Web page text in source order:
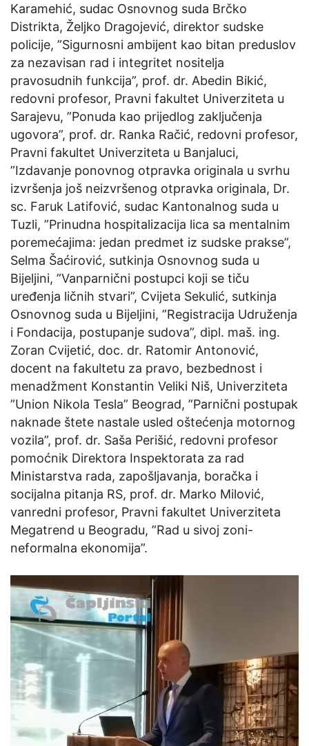
Karamehić, sudac Osnovnog suda Brčko
Distrikta, Željko Dragojević, direktor sudske
policije, ”Sigurnosni ambijent kao bitan preduslov
za nezavisan rad i integritet nositelja
pravosudnih funkcija”, prof. dr. Abedin Bikić,
redovni profesor, Pravni fakultet Univerziteta u
Sarajevu, ”Ponuda kao prijedlog zaključenja
ugovora”, prof. dr. Ranka Račić, redovni profesor,
Pravni fakultet Univerziteta u Banjaluci,
”Izdavanje ponovnog otpravka originala u svrhu
izvršenja još neizvršenog otpravka originala, Dr.
sc. Faruk Latifović, sudac Kantonalnog suda u
Tuzli, ”Prinudna hospitalizacija lica sa mentalnim
poremećajima: jedan predmet iz sudske prakse”,
Selma Šaćirović, sutkinja Osnovnog suda u
Bijeljini, ”Vanparnični postupci koji se tiču
uređenja ličnih stvari”, Cvijeta Sekulić, sutkinja
Osnovnog suda u Bijeljini, ”Registracija Udruženja
i Fondacija, postupanje sudova”, dipl. maš. ing.
Zoran Cvijetić, doc. dr. Ratomir Antonović,
docent na fakultetu za pravo, bezbednost i
menadžment Konstantin Veliki Niš, Univerziteta
”Union Nikola Tesla” Beograd, ”Parnični postupak
naknade štete nastale usled oštećenja motornog
vozila”, prof. dr. Saša Perišić, redovni profesor
pomoćnik Direktora Inspektorata za rad
Ministarstva rada, zapošljavanja, boračka i
socijalna pitanja RS, prof. dr. Marko Milović,
vanredni profesor, Pravni fakultet Univerziteta
Megatrend u Beogradu, ”Rad u sivoj zoni-
neformalna ekonomija”.